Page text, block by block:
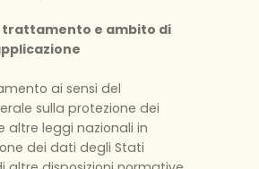
trattamento e ambito di
ai sensi del
sulla protezione dei
altre leggi nazionali in
dei dati degli Stati